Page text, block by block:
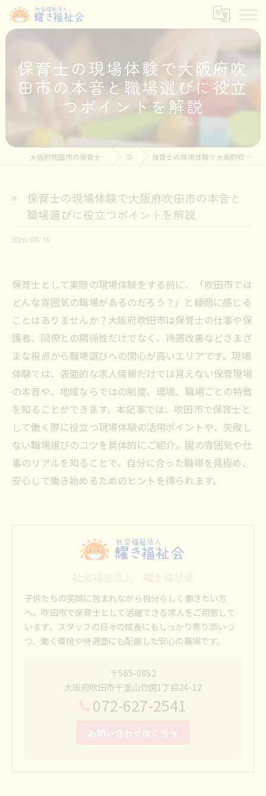
保育士の現場体験で大阪府吹
田市の本音と職場選びに役立
つポイントを解説
大阪府吹田市の保育士の求人なら社会福祉法人耀き福祉会 コラム 保育士の現場体験で大阪府吹田市の本音と職場選びに役立つポイントを解説
保育士の現場体験で大阪府吹田市の本音と
職場選びに役立つポイントを解説
2026/06/16
保育士として実際の現場体験をする前に、「吹田市では
どんな雰囲気の職場があるのだろう？」と疑問に感じる
ことはありませんか？大阪府吹田市は保育士の仕事や保
護者、同僚との関係性だけでなく、待遇改善などさまざ
まな視点から職場選びへの関心が高いエリアです。現場
体験では、表面的な求人情報だけでは見えない保育現場
の本音や、地域ならではの制度、環境、職場ごとの特徴
を知ることができます。本記事では、吹田市で保育士と
して働く際に役立つ現場体験の活用ポイントや、失敗し
ない職場選びのコツを具体的にご紹介。園の雰囲気や仕
事のリアルを知ることで、自分に合った職場を見極め、
安心して働き始めるためのヒントを得られます。
社会福祉法人 耀き福祉会
子供たちの笑顔に包まれながら自分らしく働きたい方
へ、吹田市で保育士として活躍できる求人をご用意して
います。スタッフの日々の成長にもしっかり寄り添いつ
つ、働く環境や待遇面にも配慮した安心の職場です。
〒565-0852
大阪府吹田市千里山竹園1丁目24-12
072-627-2541
お問い合わせはこちら